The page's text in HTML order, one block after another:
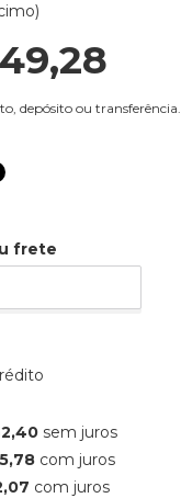
28
depósito ou transferência.
frete
sem juros
com juros
com juros